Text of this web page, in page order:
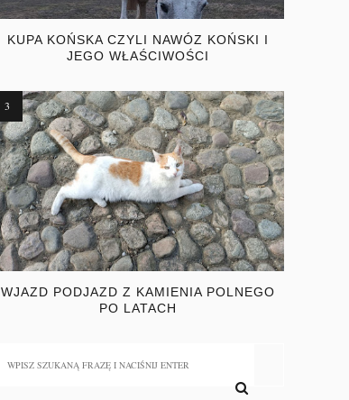
KUPA KOŃSKA CZYLI NAWÓZ KOŃSKI I
JEGO WŁAŚCIWOŚCI
WJAZD PODJAZD Z KAMIENIA POLNEGO
PO LATACH